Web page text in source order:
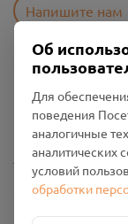
Напишите нам
Политика
Промо-материалы
Настройки cookies
Общество с
Проект Помним»
Об
Для
поведения
аналогичные
аналитических
условий
обработки